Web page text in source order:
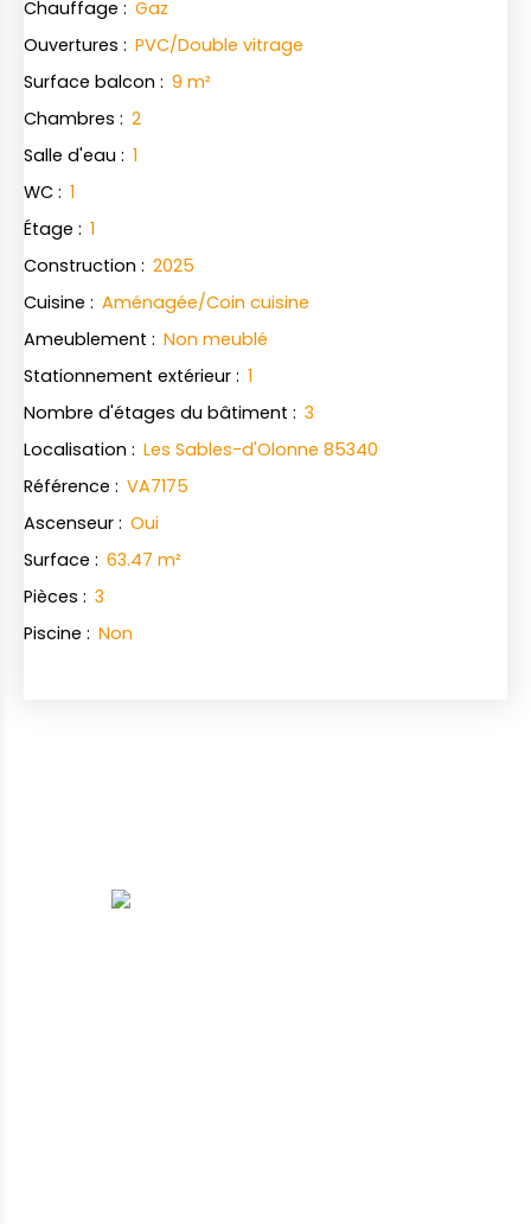
Chauffage : Gaz
Ouvertures : PVC/Double vitrage
Surface balcon : 9 m²
Chambres : 2
Salle d'eau : 1
WC : 1
Étage : 1
Construction : 2025
Cuisine : Aménagée/Coin cuisine
Ameublement : Non meublé
Stationnement extérieur : 1
Nombre d'étages du bâtiment : 3
Localisation : Les Sables-d'Olonne 85340
Référence : VA7175
Ascenseur : Oui
Surface : 63.47 m²
Pièces : 3
Piscine : Non